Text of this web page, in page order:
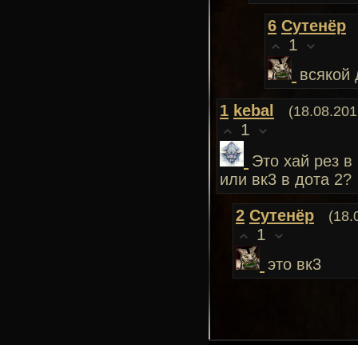
6 Сутенёр
1
всякой
1 kebal
1
Это хай рез в
или вк3 в дота 2?
2 Сутенёр
1
это вк3